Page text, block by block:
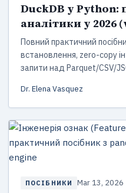
DuckDB у Python:
аналітики у 2026
Повний практичний
встановлення, zero-copy
запити над Parquet/CSV/
Dr. Elena Vasquez
ПОСІБНИКИ Mar 13, 2026